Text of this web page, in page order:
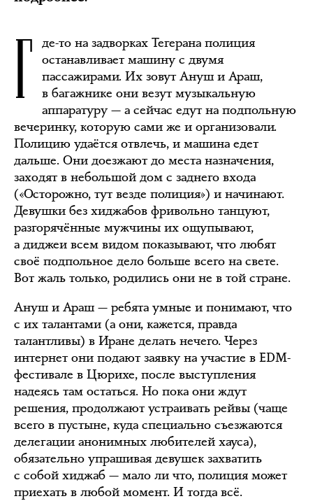
Г де-то на задворках Тегерана полиция
останавливает машину с двумя
пассажирами. Их зовут Ануш и Араш,
в багажнике они везут музыкальную
аппаратуру — а сейчас едут на подпольную
вечеринку, которую сами же и организовали.
Полицию удаётся отвлечь, и машина едет
дальше. Они доезжают до места назначения,
заходят в небольшой дом с заднего входа
(«Осторожно, тут везде полиция») и начинают.
Девушки без хиджабов фривольно танцуют,
разгорячённые мужчины их ощупывают,
а диджеи всем видом показывают, что любят
своё подпольное дело больше всего на свете.
Вот жаль только, родились они не в той стране.
Ануш и Араш — ребята умные и понимают, что
с их талантами (а они, кажется, правда
талантливы) в Иране делать нечего. Через
интернет они подают заявку на участие в EDM-
фестивале в Цюрихе, после выступления
надеясь там остаться. Но пока они ждут
решения, продолжают устраивать рейвы (чаще
всего в пустыне, куда специально съезжаются
делегации анонимных любителей хауса),
обязательно упрашивая девушек захватить
с собой хиджаб — мало ли что, полиция может
приехать в любой момент. И тогда всё.